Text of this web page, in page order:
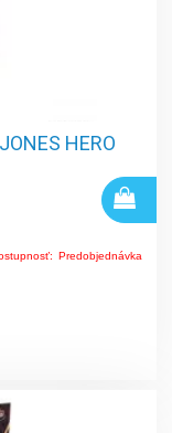
HERO
Predobjednávka